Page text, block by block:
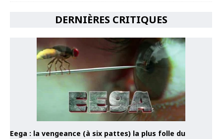
DERNIÈRES CRITIQUES
Eega : la vengeance (à six pattes) la plus folle du